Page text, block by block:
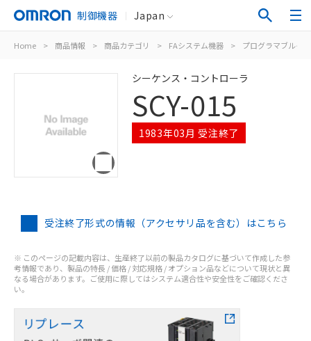
制御機器 Japan
Home > 商品情報 > 商品カテゴリ > FAシステム機器 > プログラマブルタ
シーケンス・コントローラ
SCY-015
1983年03月 受注終了
受注終了形式の情報（アクセサリ品を含む）はこちら
※ このページの記載内容は、生産終了以前の製品カタログに基づいて作成した参
考情報であり、製品の特長 / 価格 / 対応規格 / オプション品などについて現状と異
なる場合があります。ご使用に際してはシステム適合性や安全性をご確認くださ
い。